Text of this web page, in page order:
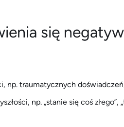
się
np. traumatycznych
np. „stanie się coś złego”,